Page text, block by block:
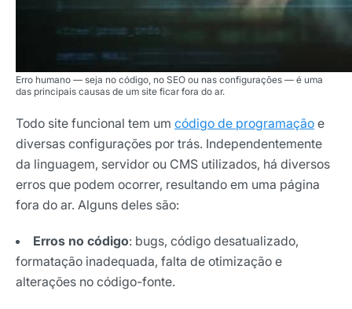
Erro humano — seja no código, no SEO ou nas configurações — é uma
das principais causas de um site ficar fora do ar.
Todo site funcional tem um código de programação e
diversas configurações por trás. Independentemente
da linguagem, servidor ou CMS utilizados, há diversos
erros que podem ocorrer, resultando em uma página
fora do ar. Alguns deles são:
Erros no código: bugs, código desatualizado,
formatação inadequada, falta de otimização e
alterações no código-fonte.